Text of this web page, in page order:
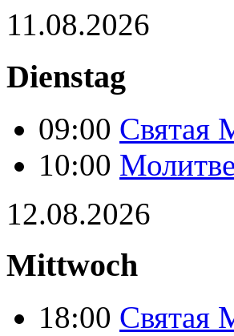
11.08.2026
Dienstag
09:00 Святая
10:00
12.08.2026
Mittwoch
18:00 Святая